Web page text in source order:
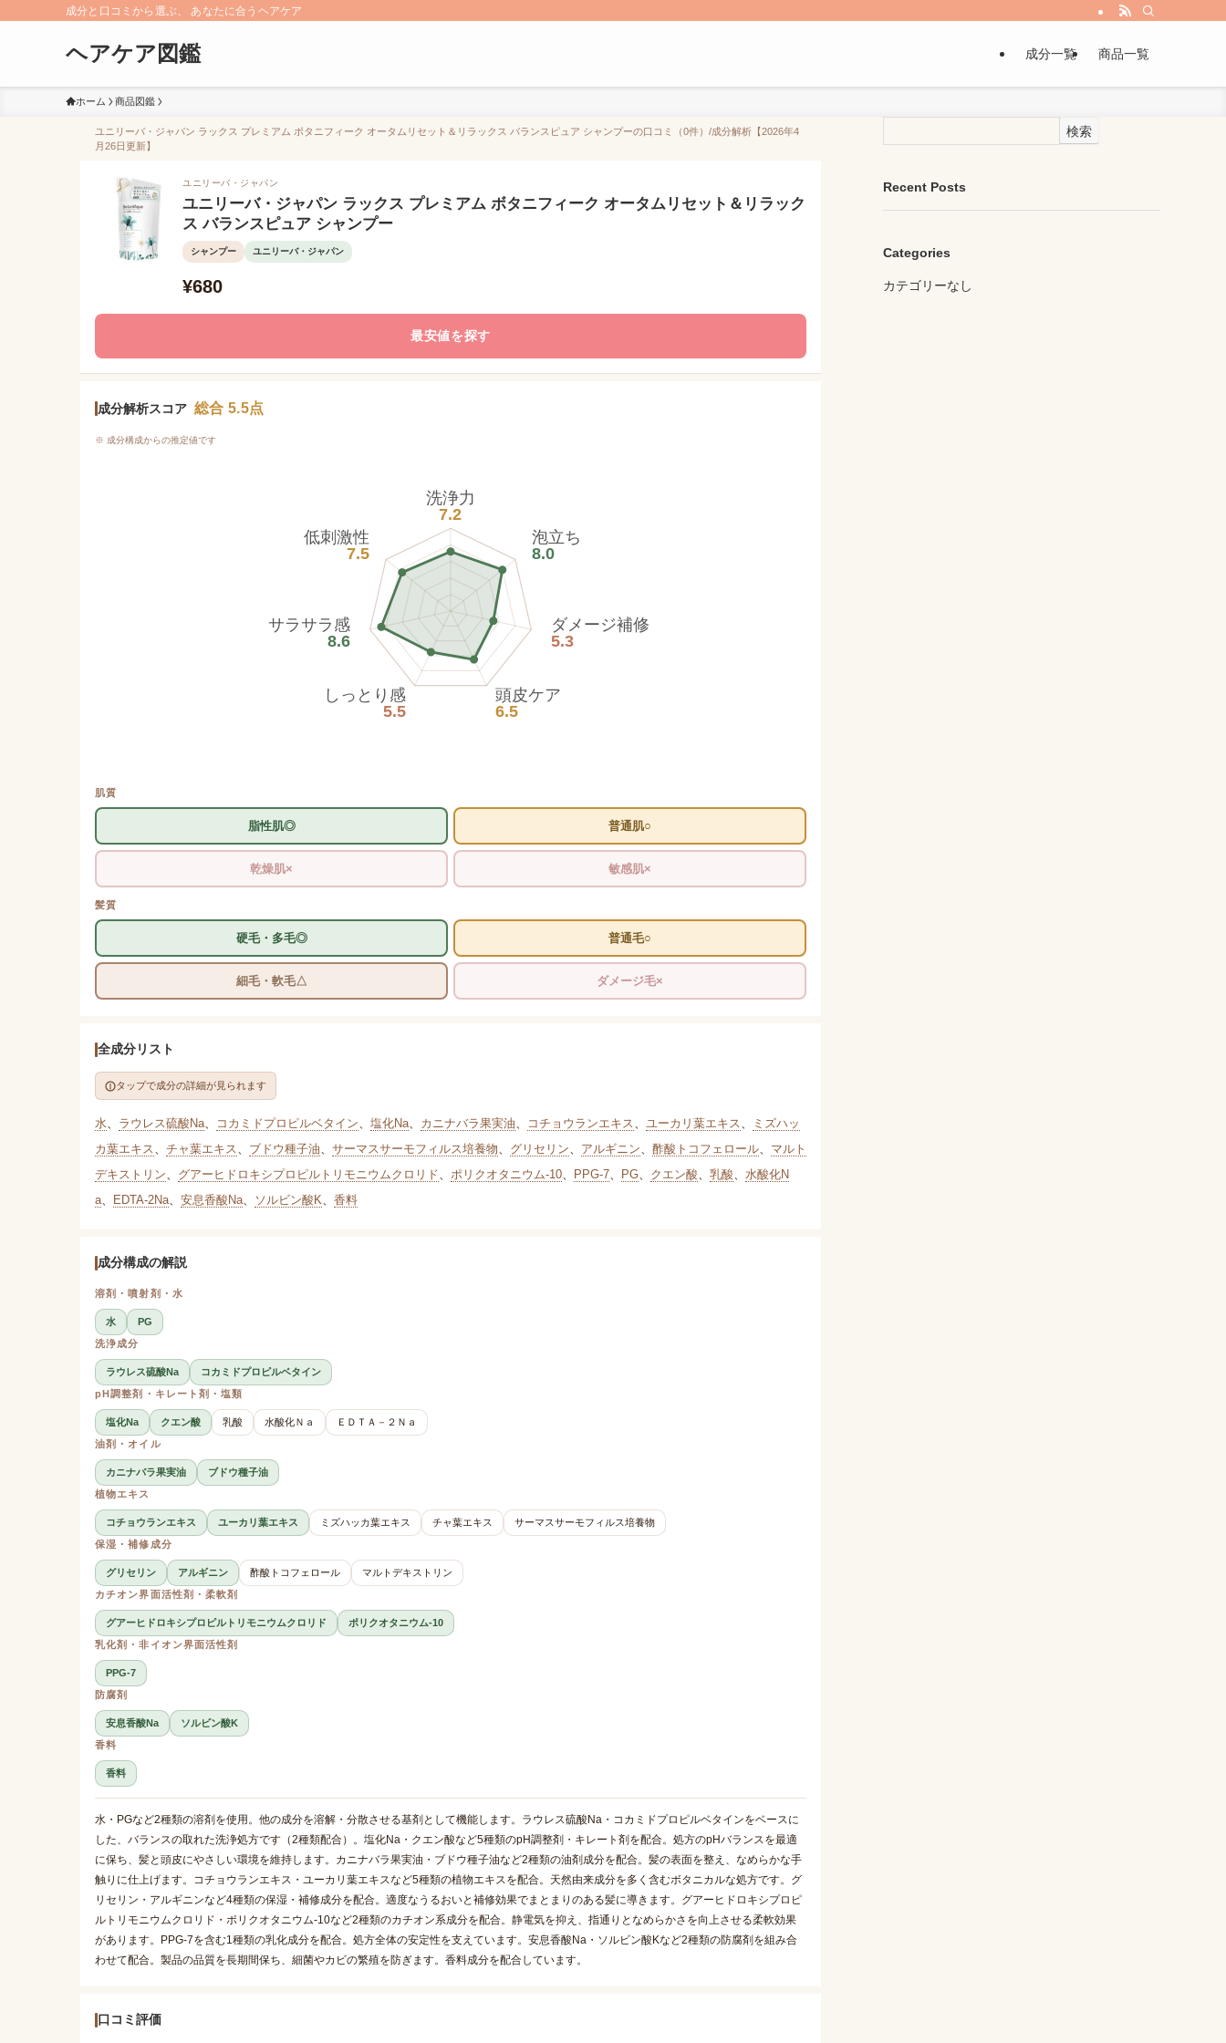
成分と口コミから選ぶ、 あなたに合うヘアケア
ヘアケア図鑑 成分一覧 商品一覧
ホーム 商品図鑑
ユニリーバ・ジャパン ラックス プレミアム ボタニフィーク オータムリセット＆リラックス バランスピュア シャンプーの口コミ（0件）/成分解析【2026年4
月26日更新】
ユニリーバ・ジャパン
ユニリーバ・ジャパン ラックス プレミアム ボタニフィーク オータムリセット＆リラック
ス バランスピュア シャンプー
シャンプー ユニリーバ・ジャパン
¥680
最安値を探す
成分解析スコア 総合 5.5点
※ 成分構成からの推定値です
洗浄力
7.2
泡立ち
8.0
ダメージ補修
5.3
頭皮ケア
6.5
しっとり感
5.5
サラサラ感
8.6
低刺激性
7.5
肌質
脂性肌◎ 普通肌○
乾燥肌× 敏感肌×
髪質
硬毛・多毛◎ 普通毛○
細毛・軟毛△ ダメージ毛×
全成分リスト
タップで成分の詳細が見られます
水、 ラウレス硫酸Na、 コカミドプロピルベタイン、 塩化Na、 カニナバラ果実油、 コチョウランエキス、 ユーカリ葉エキス、
ミズハッ
カ葉エキス、 チャ葉エキス、 ブドウ種子油、 サーマスサーモフィルス培養物、 グリセリン、 アルギニン、 酢酸トコフェロール、 マルト
デキストリン、 グアーヒドロキシプロピルトリモニウムクロリド、 ポリクオタニウム-10、 PPG-7、 PG、 クエン酸、 乳酸、 水酸化N
a、 EDTA-2Na、 安息香酸Na、 ソルビン酸K、 香料
成分構成の解説
溶剤・噴射剤・水
水
PG
洗浄成分
ラウレス硫酸Na
コカミドプロピルベタイン
pH調整剤・キレート剤・塩類
塩化Na クエン酸 乳酸 水酸化Ｎａ
ＥＤＴＡ－２Ｎａ
油剤・オイル
カニナバラ果実油
ブドウ種子油
植物エキス
コチョウランエキス ユーカリ葉エキス ミズハッカ葉エキス チャ葉エキス
サーマスサーモフィルス培養物
保湿・補修成分
グリセリン アルギニン 酢酸トコフェロール
マルトデキストリン
カチオン界面活性剤・柔軟剤
グアーヒドロキシプロピルトリモニウムクロリド
ポリクオタニウム-10
乳化剤・非イオン界面活性剤
PPG-7
防腐剤
安息香酸Na
ソルビン酸K
香料
香料
水・PGなど2種類の溶剤を使用。他の成分を溶解・分散させる基剤として機能します。ラウレス硫酸Na・コカミドプロピルベタインをベースに
した、バランスの取れた洗浄処方です（2種類配合）。塩化Na・クエン酸など5種類のpH調整剤・キレート剤を配合。処方のpHバランスを最適
に保ち、髪と頭皮にやさしい環境を維持します。カニナバラ果実油・ブドウ種子油など2種類の油剤成分を配合。髪の表面を整え、なめらかな手
触りに仕上げます。コチョウランエキス・ユーカリ葉エキスなど5種類の植物エキスを配合。天然由来成分を多く含むボタニカルな処方です。グ
リセリン・アルギニンなど4種類の保湿・補修成分を配合。適度なうるおいと補修効果でまとまりのある髪に導きます。グアーヒドロキシプロピ
ルトリモニウムクロリド・ポリクオタニウム-10など2種類のカチオン系成分を配合。静電気を抑え、指通りとなめらかさを向上させる柔軟効果
があります。PPG-7を含む1種類の乳化成分を配合。処方全体の安定性を支えています。安息香酸Na・ソルビン酸Kなど2種類の防腐剤を組み合
わせて配合。製品の品質を長期間保ち、細菌やカビの繁殖を防ぎます。香料成分を配合しています。
口コミ評価
検索
Recent Posts
Categories
カテゴリーなし